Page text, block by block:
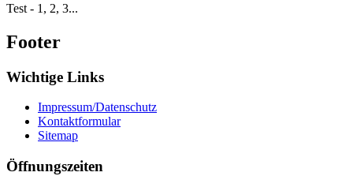
Test - 1, 2, 3...
Footer
Wichtige Links
Impressum/Datenschutz
Kontaktformular
Sitemap
Öffnungszeiten